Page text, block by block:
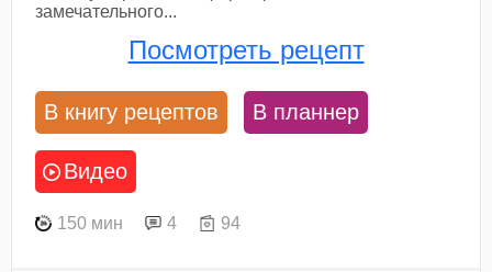
замечательного...
Посмотреть рецепт
В книгу рецептов В планнер
Видео
150 мин 4 94